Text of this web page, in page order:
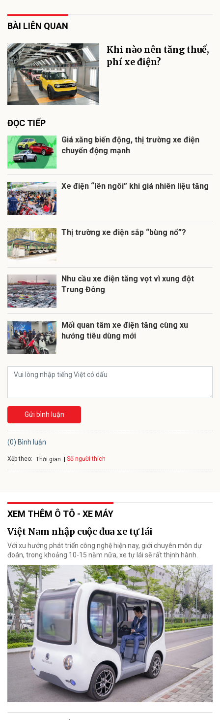
BÀI LIÊN QUAN
Khi nào nên tăng thuế,
phí xe điện?
ĐỌC TIẾP
Giá xăng biến động, thị trường xe điện
chuyển động mạnh
Xe điện “lên ngôi” khi giá nhiên liệu tăng
Thị trường xe điện sắp “bùng nổ”?
Nhu cầu xe điện tăng vọt vì xung đột
Trung Đông
Mối quan tâm xe điện tăng cùng xu
hướng tiêu dùng mới
Gửi bình luận
(0) Bình luận
Xếp theo: Thời gian Số người thích
XEM THÊM Ô TÔ - XE MÁY
Việt Nam nhập cuộc đua xe tự lái
Với xu hướng phát triển công nghệ hiện nay, giới chuyên môn dự
đoán, trong khoảng 10-15 năm nữa, xe tự lái sẽ rất thịnh hành.